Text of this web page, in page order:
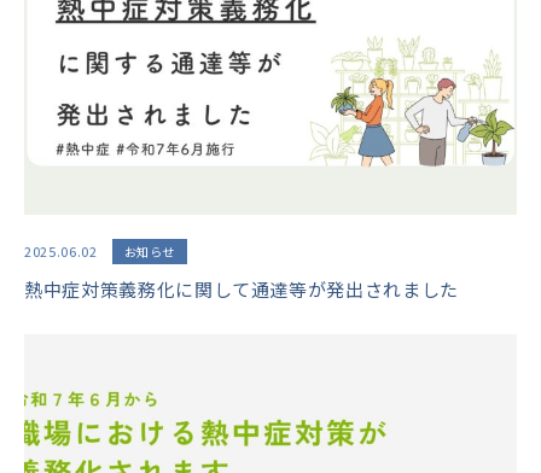
2025.06.02 お知らせ
熱中症対策義務化に関して通達等が発出されました